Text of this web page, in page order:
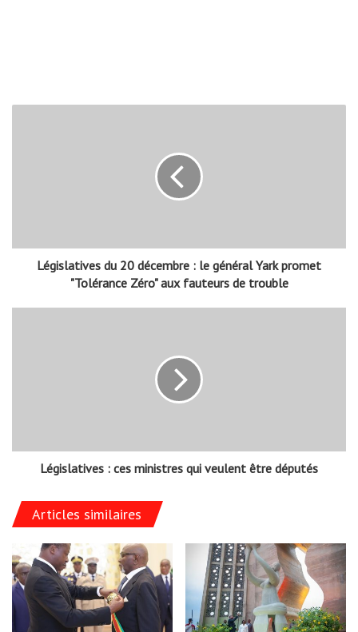
Législatives du 20 décembre : le général Yark promet
"Tolérance Zéro" aux fauteurs de trouble
Législatives : ces ministres qui veulent être députés
Articles similaires